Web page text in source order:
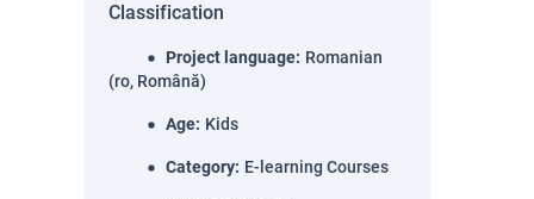
Classification
Project language: Romanian
(ro, Română)
Age: Kids
Category: E-learning Courses